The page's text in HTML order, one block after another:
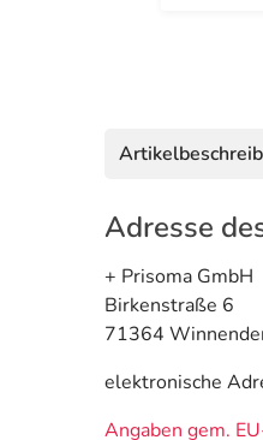
Adresse
+ Prisoma GmbH
Birkenstraße 6
71364
elektronische
Angaben gem.